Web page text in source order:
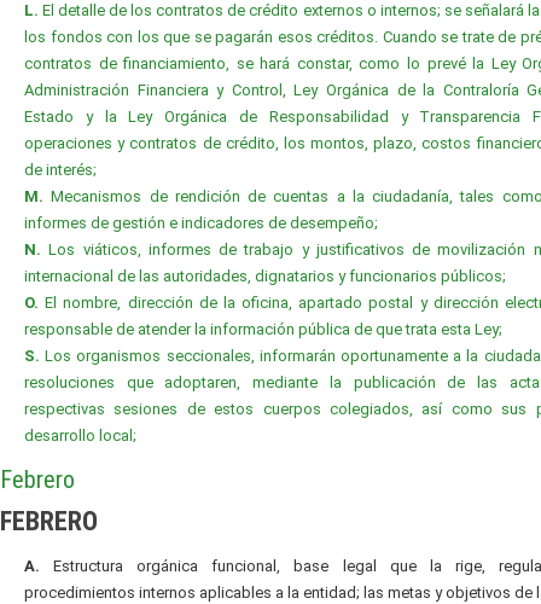
L. El detalle de los contratos de crédito externos o internos; se señalará
los fondos con los que se pagarán esos créditos. Cuando se trate de
contratos de financiamiento, se hará constar, como lo prevé la Ley
Administración Financiera y Control, Ley Orgánica de la Contraloría
Estado y la Ley Orgánica de Responsabilidad y Transparencia
operaciones y contratos de crédito, los montos, plazo, costos
de interés;
M. Mecanismos de rendición de cuentas a la ciudadanía, tales
informes de gestión e indicadores de desempeño;
N. Los viáticos, informes de trabajo y justificativos de movilización
internacional de las autoridades, dignatarios y funcionarios públicos;
O. El nombre, dirección de la oficina, apartado postal y dirección
responsable de atender la información pública de que trata esta Ley;
S. Los organismos seccionales, informarán oportunamente a la
resoluciones que adoptaren, mediante la publicación de las
respectivas sesiones de estos cuerpos colegiados, así como sus
desarrollo local;
Febrero
FEBRERO
A. Estructura orgánica funcional, base legal que la rige,
procedimientos internos aplicables a la entidad; las metas y objetivos de